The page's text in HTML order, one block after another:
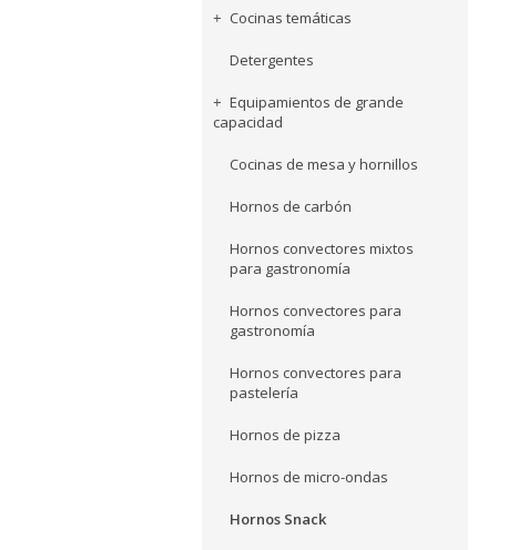
Cocinas temáticas
Detergentes
Equipamientos de grande
capacidad
Cocinas de mesa y hornillos
Hornos de carbón
Hornos convectores mixtos
para gastronomía
Hornos convectores para
gastronomía
Hornos convectores para
pastelería
Hornos de pizza
Hornos de micro-ondas
Hornos Snack